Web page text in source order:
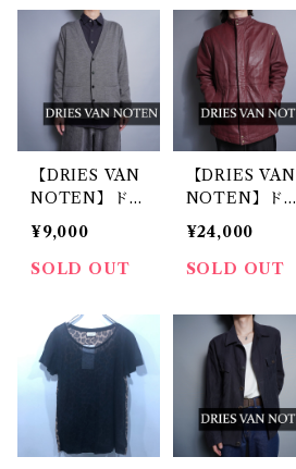
【DRIES VAN
NOTEN】ドリ
スヴァンノッテ
ン ウール10
0% グレーカー
¥9,000
SOLD OUT
【DRIES VAN
NOTEN】ドリ
スヴァンノッテ
ン 牛革ジャケ
ット
¥24,000
SOLD OUT